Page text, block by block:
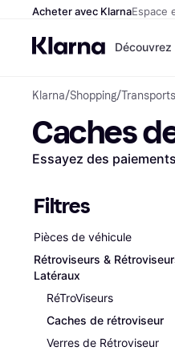
Acheter avec KlarnaEspace
Découvrez
Klarna/Shopping/
Caches
Essayez des
Filtres
Pièces de véhicule
Rétroviseurs &
Latéraux
RéTroViseurs
Caches de rétroviseur
Verres de Rétroviseur